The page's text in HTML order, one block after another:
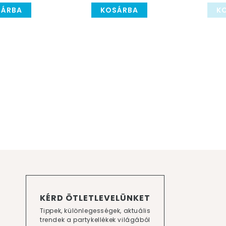
KOSÁRBA
KÉRD ÖTLETLEVELÜNKET
Tippek, különlegességek, aktuális
trendek a partykellékek világából